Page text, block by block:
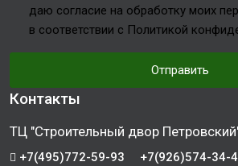
даю согласие на обработку моих
в соответствии с Политикой
Отправить
Контакты
ТЦ "Строительный двор
+7(495)772-59-93
+7(926)574-34-